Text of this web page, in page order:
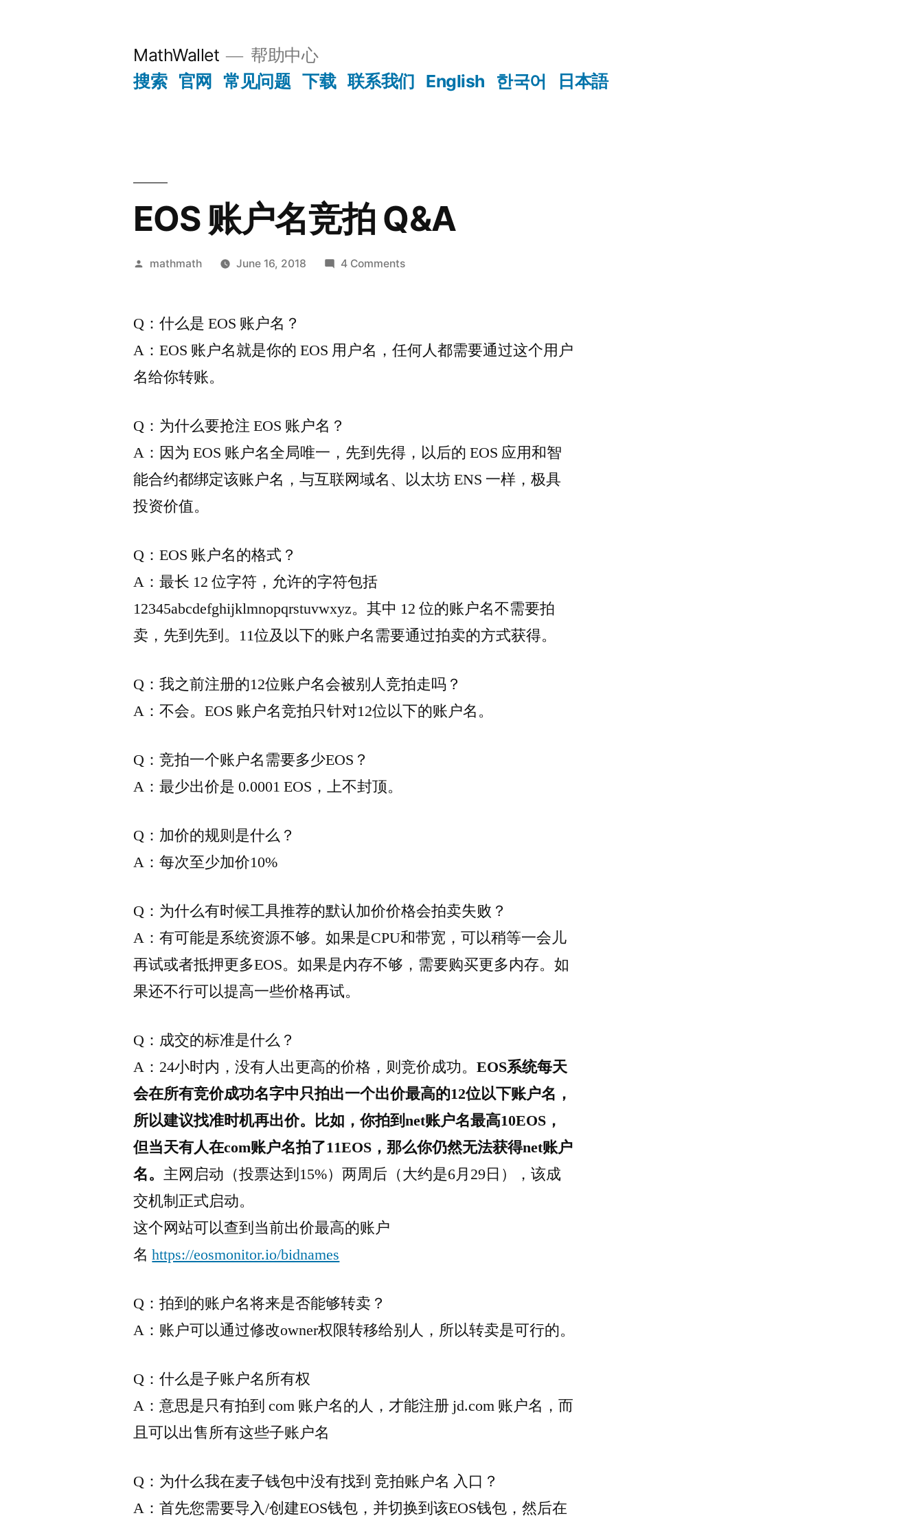
MathWallet 帮助中心
搜索 官网 常见问题 下载 联系我们 English 한국어 日本語
EOS 账户名竞拍 Q&A
Posted
mathmath June 16, 2018 4 Commentson
竞
Q：什么是 EOS 账户名？
A：EOS 账户名就是你的 EOS 用户名，任何人都需要通过这个用户
名给你转账。
Q：为什么要抢注 EOS 账户名？
A：因为 EOS 账户名全局唯一，先到先得，以后的 EOS 应用和智
能合约都绑定该账户名，与互联网域名、以太坊 ENS 一样，极具
投资价值。
Q：EOS 账户名的格式？
A：最长 12 位字符，允许的字符包括
12345abcdefghijklmnopqrstuvwxyz。其中 12 位的账户名不需要拍
卖，先到先到。11位及以下的账户名需要通过拍卖的方式获得。
Q：我之前注册的12位账户名会被别人竞拍走吗？
A：不会。EOS 账户名竞拍只针对12位以下的账户名。
Q：竞拍一个账户名需要多少EOS？
A：最少出价是 0.0001 EOS，上不封顶。
Q：加价的规则是什么？
A：每次至少加价10%
Q：为什么有时候工具推荐的默认加价价格会拍卖失败？
A：有可能是系统资源不够。如果是CPU和带宽，可以稍等一会儿
再试或者抵押更多EOS。如果是内存不够，需要购买更多内存。如
果还不行可以提高一些价格再试。
Q：成交的标准是什么？
A：24小时内，没有人出更高的价格，则竞价成功。EOS系统每天
会在所有竞价成功名字中只拍出一个出价最高的12位以下账户名，
所以建议找准时机再出价。比如，你拍到net账户名最高10EOS，
但当天有人在com账户名拍了11EOS，那么你仍然无法获得net账户
名。 主网启动（投票达到15%）两周后（大约是6月29日），该成
交机制正式启动。
这个网站可以查到当前出价最高的账户
名https://eosmonitor.io/bidnames
Q：拍到的账户名将来是否能够转卖？
A：账户可以通过修改owner权限转移给别人，所以转卖是可行的。
Q：什么是子账户名所有权
A：意思是只有拍到 com 账户名的人，才能注册 jd.com 账户名，而
且可以出售所有这些子账户名
Q：为什么我在麦子钱包中没有找到 竞拍账户名 入口？
A：首先您需要导入/创建EOS钱包，并切换到该EOS钱包，然后在